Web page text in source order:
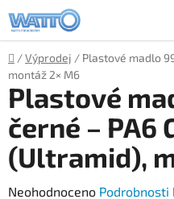
na
obsah
Domů
/Výprodej / Plastové madlo
montáž 2× M6
Plastové
černé – PA6
(Ultramid),
Průměrné
Neohodnoceno Podrobnosti